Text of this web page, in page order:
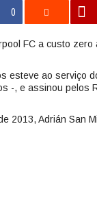
0
FC a custo
esteve ao serviço
-, e assinou pelos
2013, Adrián San